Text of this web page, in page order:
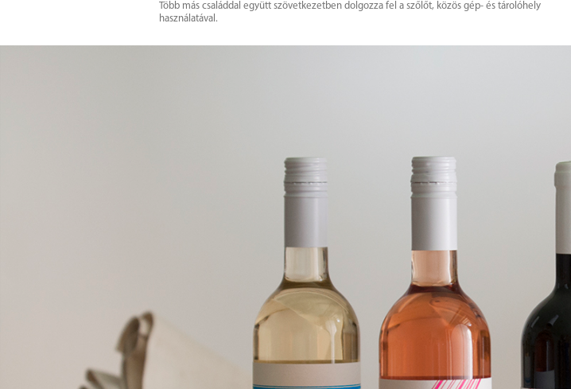
Több más családdal együtt szövetkezetben dolgozza fel a szőlőt, közös gép- és tárolóhely
használatával.